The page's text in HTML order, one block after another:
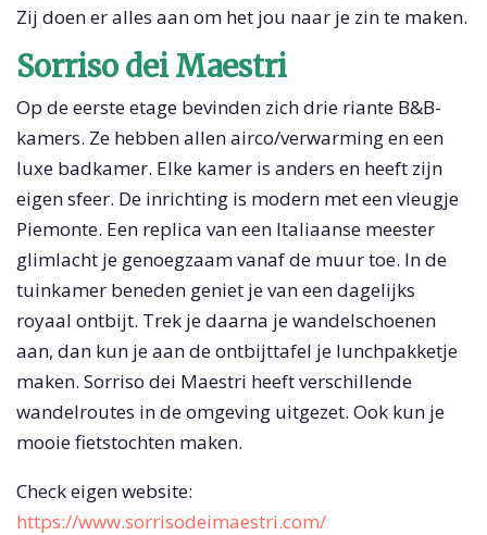
Zij doen er alles aan om het jou naar je zin te maken.
Sorriso dei Maestri
Op de eerste etage bevinden zich drie riante B&B-
kamers. Ze hebben allen airco/verwarming en een
luxe badkamer. Elke kamer is anders en heeft zijn
eigen sfeer. De inrichting is modern met een vleugje
Piemonte. Een replica van een Italiaanse meester
glimlacht je genoegzaam vanaf de muur toe. In de
tuinkamer beneden geniet je van een dagelijks
royaal ontbijt. Trek je daarna je wandelschoenen
aan, dan kun je aan de ontbijttafel je lunchpakketje
maken. Sorriso dei Maestri heeft verschillende
wandelroutes in de omgeving uitgezet. Ook kun je
mooie fietstochten maken.
Check eigen website:
https://www.sorrisodeimaestri.com/